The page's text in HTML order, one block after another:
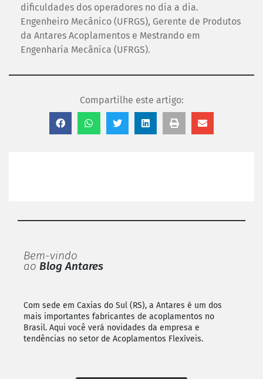
dificuldades dos operadores no dia a dia.
Engenheiro Mecânico (UFRGS), Gerente de Produtos
da Antares Acoplamentos e Mestrando em
Engenharia Mecânica (UFRGS).
Compartilhe este artigo:
Bem-vindo
ao Blog Antares
Com sede em Caxias do Sul (RS), a Antares é um dos
mais importantes fabricantes de acoplamentos no
Brasil. Aqui você verá novidades da empresa e
tendências no setor de Acoplamentos Flexíveis.